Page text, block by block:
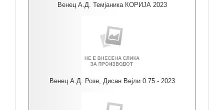
Венец А.Д. Темјаника КОРИЈА 2023
Венец А.Д. Розе, Дисан Вејли 0.75 - 2023